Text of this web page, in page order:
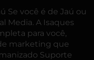
Se você é de Jaú ou
Media. A Isaques
para você,
marketing que
Suporte